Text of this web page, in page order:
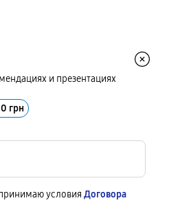
и презентациях
грн
условия Договора